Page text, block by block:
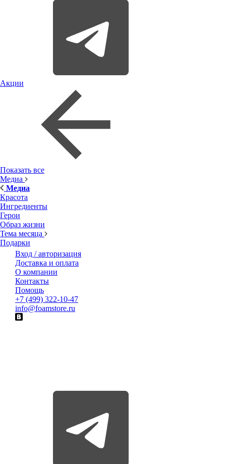
Акции
Показать все
Медиа
Медиа
Красота
Ингредиенты
Герои
Образ жизни
Тема месяца
Подарки
Вход / авторизация
Доставка и оплата
О компании
Контакты
Помощь
+7 (499) 322-10-47
info@foamstore.ru